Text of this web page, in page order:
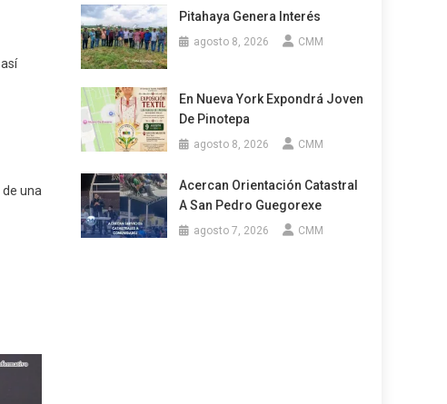
una
Pitahaya Genera Interés
agosto 8, 2026 CMM
En Nueva York Expondrá Joven
De Pinotepa
agosto 8, 2026 CMM
Acercan Orientación Catastral
A San Pedro Guegorexe
agosto 7, 2026 CMM